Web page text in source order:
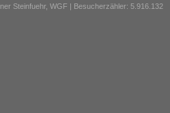
Steinfuehr, WGF | Besucherzähler: 5.916.132